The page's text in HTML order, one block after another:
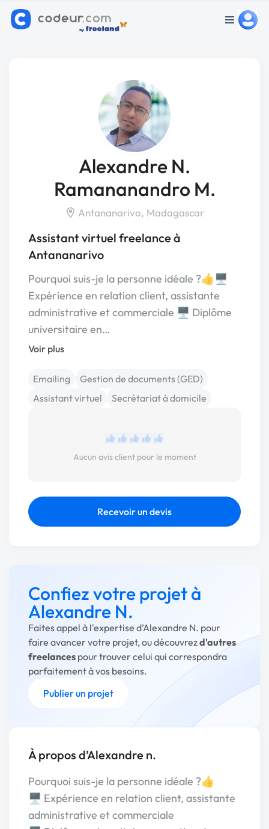
Alexandre N.
Ramananandro M.
Antananarivo, Madagascar
Assistant virtuel freelance à
Antananarivo
Pourquoi suis-je la personne idéale ?​👍​ 🖥️​
Expérience en relation client, assistante
administrative et commerciale 🖥️​ Diplôme
universitaire en…
Voir plus
Emailing
Gestion de documents (GED)
Assistant virtuel
Secrétariat à domicile
Aucun avis client pour le moment
Recevoir un devis
Confiez votre projet à
Alexandre N.
Faites appel à l'expertise d’Alexandre N. pour
faire avancer votre projet, ou découvrezd'autres
freelances pour trouver celui qui correspondra
parfaitement à vos besoins.
Publier un projet
À propos d’Alexandre n.
Pourquoi suis-je la personne idéale ?​👍​
🖥️​ Expérience en relation client, assistante
administrative et commerciale